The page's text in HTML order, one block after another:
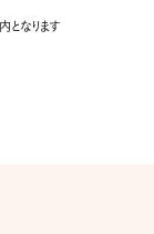
となります